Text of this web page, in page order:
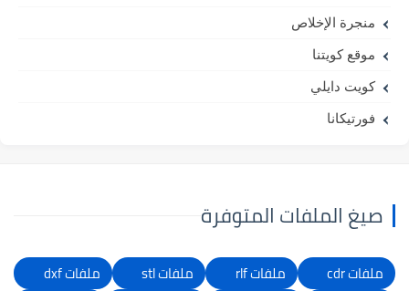
منجرة الإخلاص
موقع كويتنا
كويت دايلي
فورتيكانا
صيغ الملفات المتوفرة
ملفات cdr ملفات rlf ملفات stl
ملفات dxf